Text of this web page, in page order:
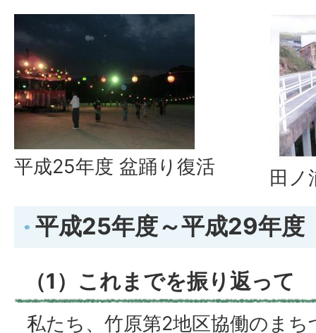
平成25年度 盆踊り復活 田ノ
平成25年度～平成29年度
（1）これまでを振り返って
私たち、竹原第2地区協働のま